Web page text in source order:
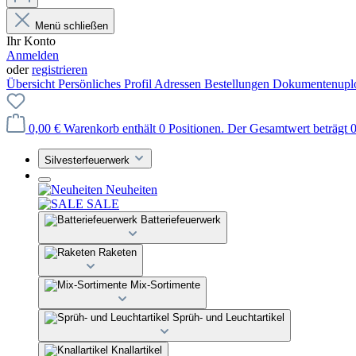
Menü schließen
Ihr Konto
Anmelden
oderregistrieren
Übersicht Persönliches Profil Adressen Bestellungen
0,00 € Warenkorb enthält 0 Positionen. Der Gesamtwert beträgt
Silvesterfeuerwerk
Neuheiten
SALE
Batteriefeuerwerk
Raketen
Mix-Sortimente
Sprüh- und Leuchtartikel
Knallartikel